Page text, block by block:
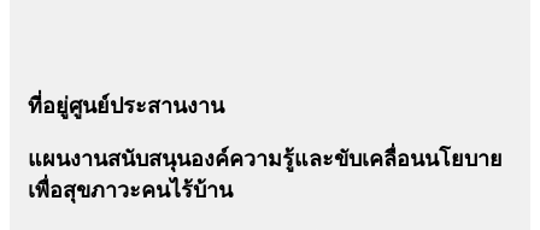
ที่อยู่ศูนย์ประสานงาน
แผนงานสนับสนุนองค์ความรู้และขับเคลื่อนนโยบาย
เพื่อสุขภาวะคนไร้บ้าน